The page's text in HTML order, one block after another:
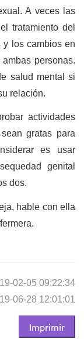
A veces las
tratamiento del
y los cambios en
personas.
salud mental si
relación.
actividades
gratas para
es usar
genital
dos.
hable con ella
02-05 09:22:34
06-28 12:01:01
Imprimir